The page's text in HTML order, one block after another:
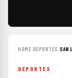
HOME›DEPORTES ›SAN
DEPORTES